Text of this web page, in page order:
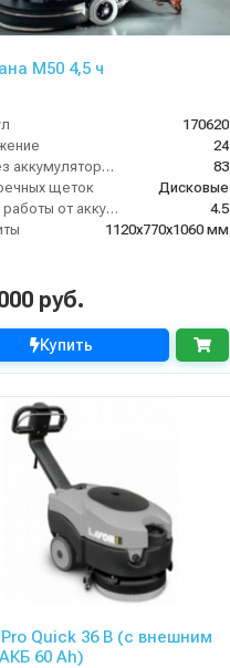
M50 4,5 ч
170620
24
Вес без аккумуляторов (кг)
83
щеток
Дисковые
Время работы от аккумуляторов (ч)
4.5
1120х770х1060 мм
руб.
Купить
Quick 36 B (с внешним
60 Ah)